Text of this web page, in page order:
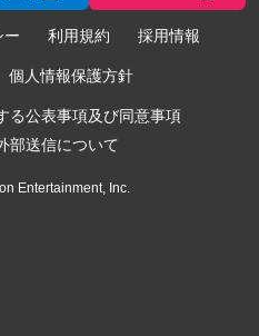
ー 利用規約 採用情報
個人情報保護方針
る公表事項及び同意事項
部送信について
Entertainment, Inc.